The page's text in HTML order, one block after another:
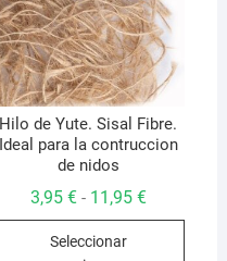
Hilo de Yute. Sisal Fibre.
Ideal para la contruccion
de nidos
3,95 € - 11,95 €Rango
Seleccionar